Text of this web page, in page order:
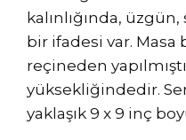
kalınlığında, üzgün,
bir ifadesi var. Masa
reçineden
yüksekliğindedir.
yaklaşık 9 x 9 inç